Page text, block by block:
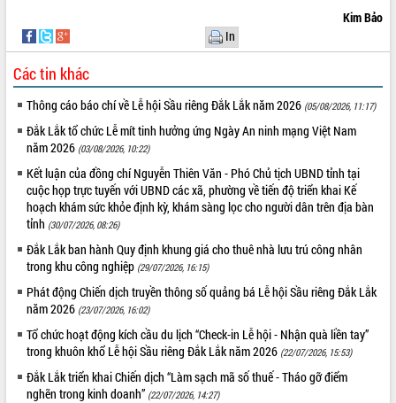
LIÊN KẾT WEB
THỐNG KÊ TRUY CẬP
Hôm nay: 23042
Tất cả: 66068365
Kim Bảo
In
Các tin khác
Thông cáo báo chí về Lễ hội Sầu riêng Đắk Lắk năm 2026 (05/08/2026, 11:17)
Đắk Lắk tổ chức Lễ mít tinh hưởng ứng Ngày An ninh mạng Việt Nam
năm 2026 (03/08/2026, 10:22)
Kết luận của đồng chí Nguyễn Thiên Văn - Phó Chủ tịch UBND tỉnh tại
cuộc họp trực tuyến với UBND các xã, phường về tiến độ triển khai Kế
hoạch khám sức khỏe định kỳ, khám sàng lọc cho người dân trên địa bàn
tỉnh (30/07/2026, 08:26)
Đắk Lắk ban hành Quy định khung giá cho thuê nhà lưu trú công nhân
trong khu công nghiệp (29/07/2026, 16:15)
Phát động Chiến dịch truyền thông số quảng bá Lễ hội Sầu riêng Đắk Lắk
năm 2026 (23/07/2026, 16:02)
Tổ chức hoạt động kích cầu du lịch “Check-in Lễ hội - Nhận quà liền tay”
trong khuôn khổ Lễ hội Sầu riêng Đắk Lắk năm 2026 (22/07/2026, 15:53)
Đắk Lắk triển khai Chiến dịch “Làm sạch mã số thuế - Tháo gỡ điểm
nghẽn trong kinh doanh” (22/07/2026, 14:27)